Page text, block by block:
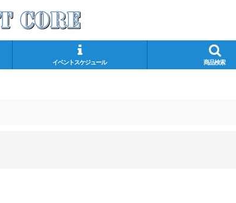
イベントスケジュール 商品検索